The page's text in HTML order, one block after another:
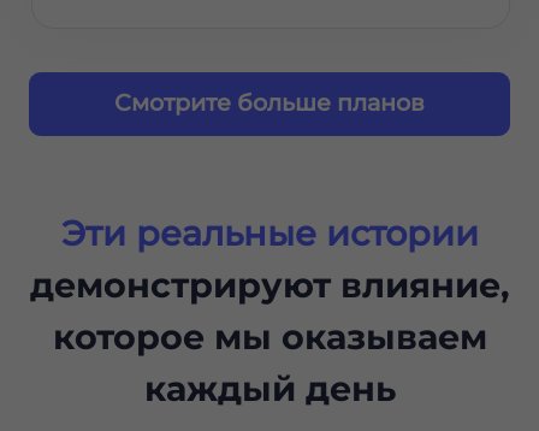
Смотрите больше планов
Эти реальные истории
демонстрируют влияние,
которое мы оказываем
каждый день